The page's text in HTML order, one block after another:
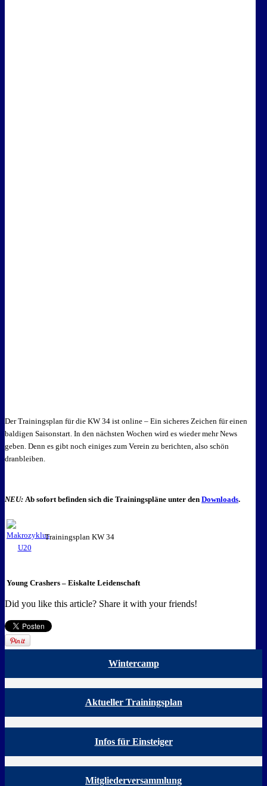
Der Trainingsplan für die KW 34 ist online – Ein sicheres Zeichen für einen
baldigen Saisonstart. In den nächsten Wochen wird es wieder mehr News
geben. Denn es gibt noch einiges zum Verein zu berichten, also schön
dranbleiben.
NEU: Ab sofort befinden sich die Trainingspläne unter den Downloads.
Trainingsplan KW 34
Young Crashers – Eiskalte Leidenschaft
Did you like this article? Share it with your friends!
Wintercamp
Aktueller Trainingsplan
Infos für Einsteiger
Mitgliederversammlung